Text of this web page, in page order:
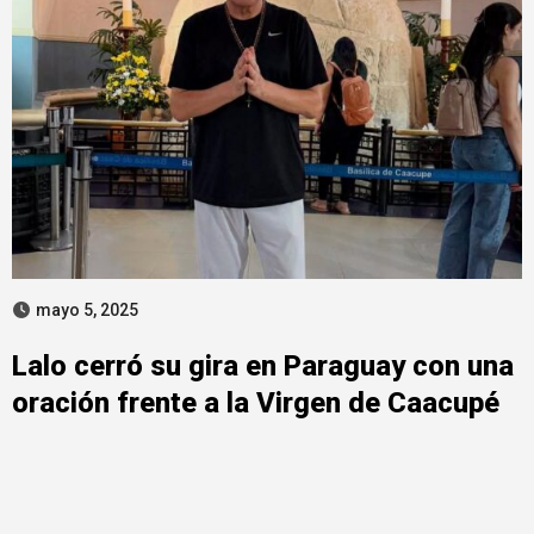
mayo 5, 2025
Lalo cerró su gira en Paraguay con una
oración frente a la Virgen de Caacupé